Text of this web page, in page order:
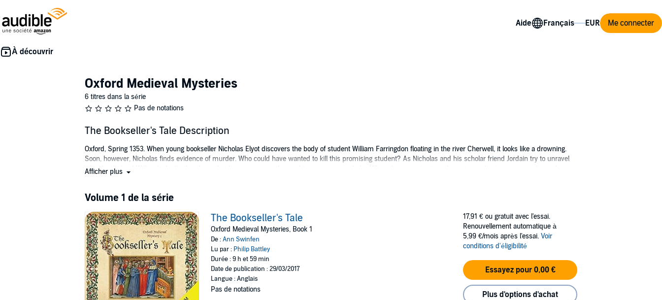
Aide Me connecter
Oxford Medieval Mysteries
6 titres dans la série
Pas de notations
The Bookseller's Tale Description
Oxford, Spring 1353. When young bookseller Nicholas Elyot discovers the body of student William Farringdon floating in the river Cherwell, it looks like a drowning.
Soon, however, Nicholas finds evidence of murder. Who could have wanted to kill this promising student? As Nicholas and his scholar friend Jordain try to unravel
what lies behind William's death, they learn that he was innocently caught up in a criminal plot. When their investigations begin to involve town, university, and
©2016 Ann Swinfen (P)2017 Ann Swinfen
Afficher plus
Volume 1 de la série
The Bookseller's Tale
Oxford Medieval Mysteries, Book 1
De :Ann Swinfen
Lu par : Philip Battley
Durée : 9 h et 59 min
Date de publication : 29/03/2017
Langue : Anglais
Pas de notations
17,91 € ou gratuit avec l'essai.
Renouvellement automatique à
5,99 €/mois après l'essai. Voir
conditions d'éligibilité
Essayez pour 0,00 €
Plus d'options d'achat